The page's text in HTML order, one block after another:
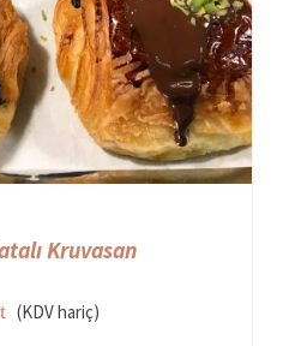
Kruvasan
(KDV hariç)